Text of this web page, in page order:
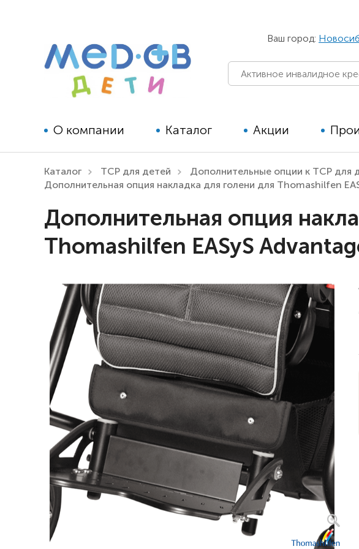
Ваш город:
О компании Каталог
Технические средства
реабилитации для взрослых
Подъёмники для инвалидов
Коляски
типа
Детские
Для ванны
Товары
Активные
Кресла-
приводом
CPAP |
лёгких
Акции
Каталог ТСР для детей
Дополнительные опции к ТСР для
Дополнительная опция накладка для голени для Thomashilfen
Дополнительная опция
Thomashilfen EASyS